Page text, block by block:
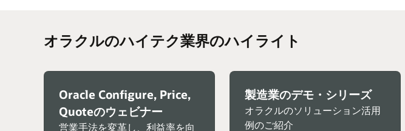
オラクルのハイテク業界のハイライト
Oracle Configure, Price,
Quoteのウェビナー
営業手法を変革し、利益率を向
製造業のデモ・シリーズ
オラクルのソリューション活用
例のご紹介